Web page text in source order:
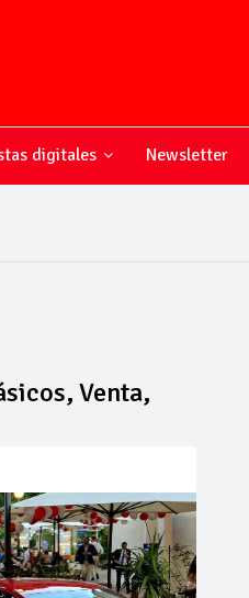
digitales Newsletter
Venta,